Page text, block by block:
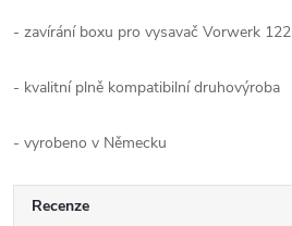
- zavírání boxu pro vysavač Vorwerk 122
- kvalitní plně kompatibilní druhovýroba
- vyrobeno v Německu
Recenze